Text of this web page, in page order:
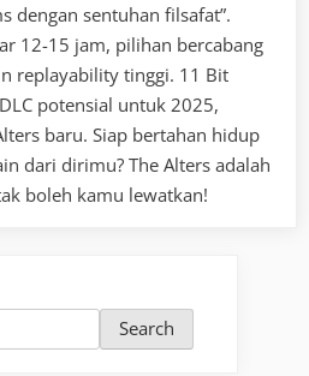
dengan sentuhan filsafat”.
12-15 jam, pilihan bercabang
replayability tinggi. 11 Bit
potensial untuk 2025,
baru. Siap bertahan hidup
dari dirimu? The Alters adalah
boleh kamu lewatkan!
Search